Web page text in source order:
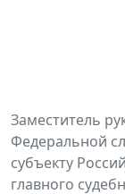
Заместитель
Федеральной
субъекту
главного